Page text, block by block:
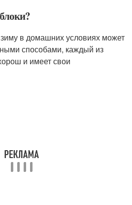
в домашних условиях может
способами, каждый из
и имеет свои